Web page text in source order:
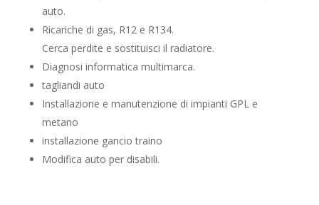
auto.
Ricariche di gas, R12 e R134.
Cerca perdite e sostituisci il radiatore.
Diagnosi informatica multimarca.
tagliandi auto
Installazione e manutenzione di impianti GPL e
metano
installazione gancio traino
Modifica auto per disabili.